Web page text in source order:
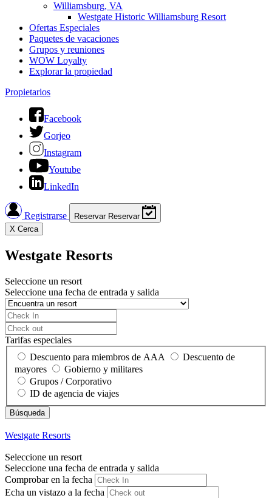
Williamsburg, VA
Westgate Historic Williamsburg Resort
Ofertas Especiales
Paquetes de vacaciones
Grupos y reuniones
WOW Loyalty
Explorar la propiedad
Propietarios
Facebook
Gorjeo
Instagram
Youtube
LinkedIn
Registrarse Reservar Reservar
X Cerca
Westgate Resorts
Seleccione un resort
Seleccione una fecha de entrada y salida
Tarifas especiales
Descuento para miembros de AAA
Descuento de
mayores
Gobierno y militares
Grupos / Corporativo
ID de agencia de viajes
Westgate Resorts
Seleccione un resort
Seleccione una fecha de entrada y salida
Comprobar en la fecha
Echa un vistazo a la fecha